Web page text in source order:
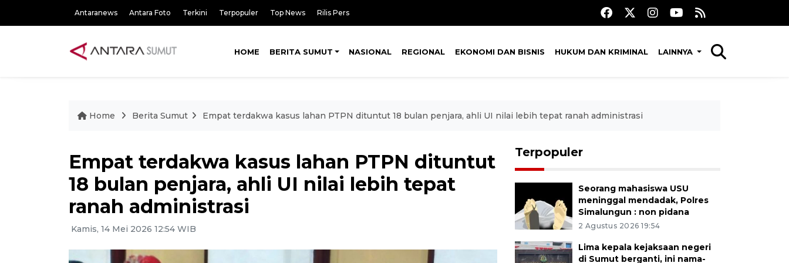
Antaranews Antara Foto Terkini Terpopuler Top News Rilis Pers
HOME BERITA SUMUT NASIONAL REGIONAL EKONOMI DAN BISNIS HUKUM DAN KRIMINAL LAINNYA
Home Berita Sumut Empat terdakwa kasus lahan PTPN dituntut 18 bulan penjara, ahli UI nilai lebih tepat ranah administrasi
Empat terdakwa kasus lahan PTPN dituntut
18 bulan penjara, ahli UI nilai lebih tepat
ranah administrasi
Kamis, 14 Mei 2026 12:54 WIB
Terpopuler
Seorang mahasiswa USU
meninggal mendadak, Polres
Simalungun : non pidana
2 Agustus 2026 19:54
Lima kepala kejaksaan negeri
di Sumut berganti, ini nama-